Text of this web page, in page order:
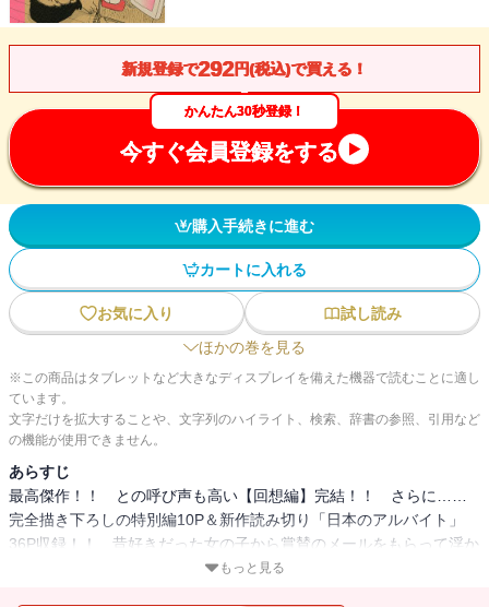
新規登録で292円(税込)で買える！
かんたん30秒登録！
今すぐ会員登録をする
購入手続きに進む
カートに入れる
お気に入り
試し読み
ほかの巻を見る
※この商品はタブレットなど大きなディスプレイを備えた機器で読むことに適し
ています。
文字だけを拡大することや、文字列のハイライト、検索、辞書の参照、引用など
の機能が使用できません。
あらすじ
最高傑作！！ との呼び声も高い【回想編】完結！！ さらに……
完全描き下ろしの特別編10P＆新作読み切り「日本のアルバイト」
36P収録！！ 昔好きだった女の子から賞賛のメールをもらって浮か
れたり、マンガの賞をもらったはいいけど、授賞式で編集のダシに
もっと見る